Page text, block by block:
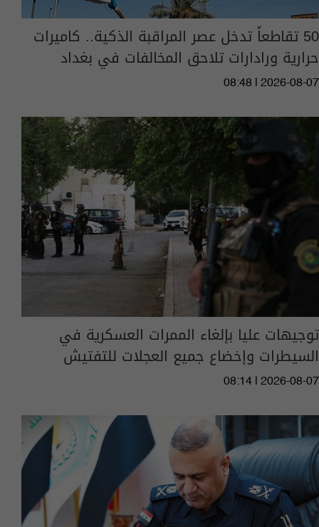
50 تقاطعاً تدخل عصر المراقبة الذكية.. كاميرات
حرارية ورادارات تلاحق المخالفات في بغداد
08:48 | 2026-08-07
توجيهات عليا بإلغاء الممرات العسكرية في
السيطرات وإخضاع جميع العجلات للتفتيش
08:14 | 2026-08-07